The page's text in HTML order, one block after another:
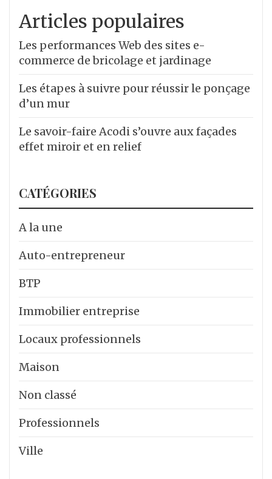
Articles populaires
Les performances Web des sites e-
commerce de bricolage et jardinage
Les étapes à suivre pour réussir le ponçage
d’un mur
Le savoir-faire Acodi s’ouvre aux façades
effet miroir et en relief
CATÉGORIES
A la une
Auto-entrepreneur
BTP
Immobilier entreprise
Locaux professionnels
Maison
Non classé
Professionnels
Ville